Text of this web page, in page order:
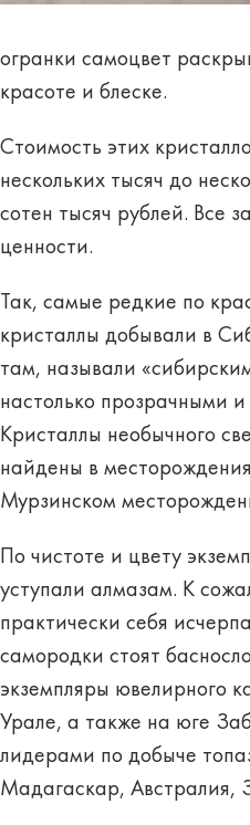
огранки самоцвет
красоте и блеске.
Стоимость этих
нескольких тысяч до
сотен тысяч рублей. Все
ценности.
Так, самые редкие по
кристаллы добывали в
там, называли
настолько прозрачными
Кристаллы необычного
найдены в
Мурзинском
По чистоте и цвету
уступали алмазам. К
практически себя
самородки стоят
экземпляры ювелирного
Урале, а также на юге
лидерами по добыче
Мадагаскар, Австралия,